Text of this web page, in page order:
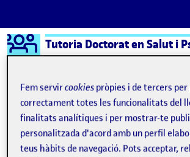
Saltar al contingut
Logo Ágora
Tutoria Doctorat en Salut i
Semestre 20231 - Aula 646 International
Anterior: Defense of the doctoral
Fem servircookies pròpies i de tercers
correctament totes les funcionalitats del
finalitats analítiques i per mostrar-te
personalitzada d'acord amb un perfil
teus hàbits de navegació. Pots acceptar,